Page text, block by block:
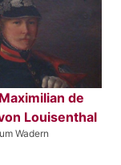
de
Louisenthal
Wadern